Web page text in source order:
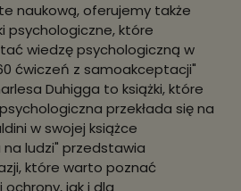
naukową, oferujemy także
psychologiczne, które
wiedzę psychologiczną w
ćwiczeń z samoakceptacji"
Duhigga to książki, które
przekłada się na
w swojej książce
na ludzi" przedstawia
które warto poznać